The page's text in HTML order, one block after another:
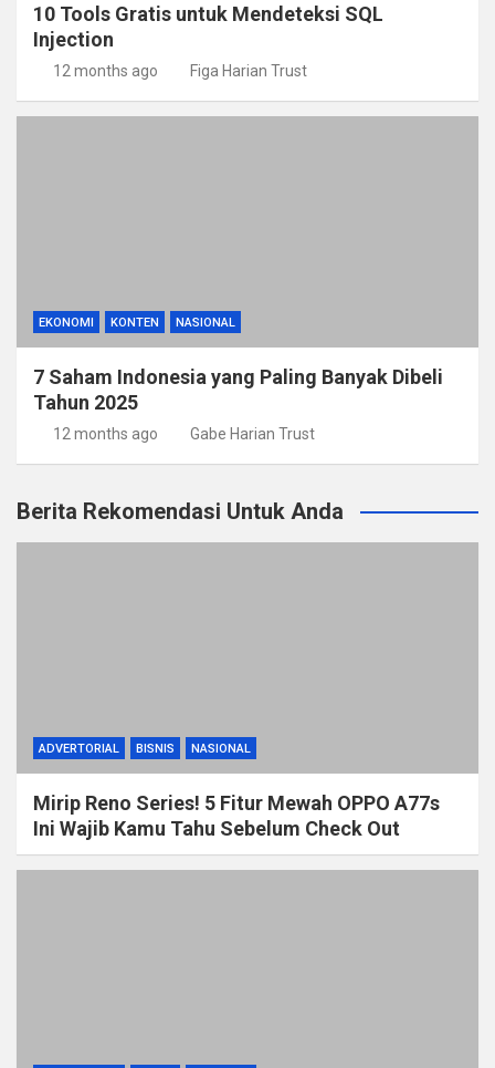
10 Tools Gratis untuk Mendeteksi SQL
Injection
12 months ago Figa Harian Trust
EKONOMI KONTEN NASIONAL
7 Saham Indonesia yang Paling Banyak Dibeli
Tahun 2025
12 months ago Gabe Harian Trust
Berita Rekomendasi Untuk Anda
ADVERTORIAL BISNIS NASIONAL
Mirip Reno Series! 5 Fitur Mewah OPPO A77s
Ini Wajib Kamu Tahu Sebelum Check Out